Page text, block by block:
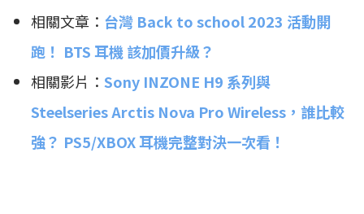
相關文章： 台灣 Back to school 2023 活動開
跑！ BTS 耳機 該加價升級？
相關影片： Sony INZONE H9 系列與
Steelseries Arctis Nova Pro Wireless，誰比較
強？ PS5/XBOX 耳機完整對決一次看！